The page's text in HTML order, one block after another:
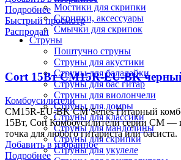
Мостики для скрипки
Скрипки, аксессуары
Смычки для скрипок
Струны
Поштучно струны
Струны для акустики
Струны для балалайки
Струны для бас гитар
Струны для виолончели
Струны для домры
Струны для классики
Струны для мандолины
Струны для скрипки
Струны для укулеле
Подробнее
Быстрый просмотр
Распродан
Cort 15Вт CM15R-EU-BK
Комбоусилители
CM15R-EU-BK CM Series Гитарный
15Вт, Cort Комбоусилители серии CM —
точка для любого гитариста или басиста.
Добавить в избранное
Подробнее